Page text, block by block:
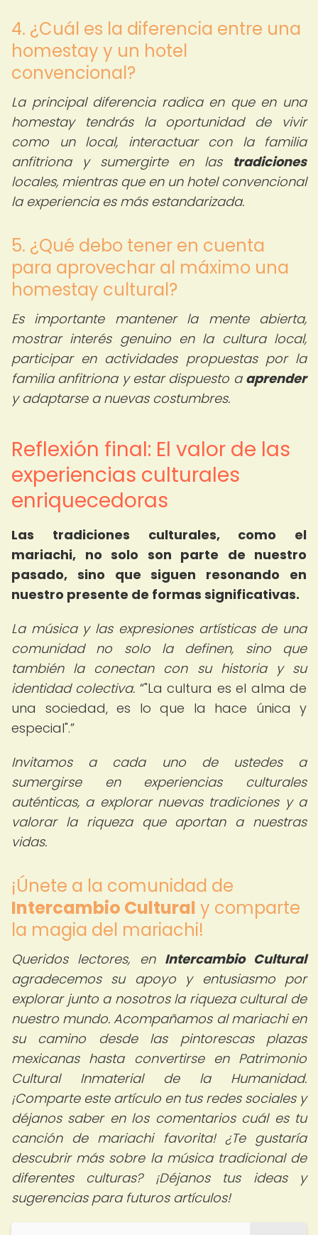
4. ¿Cuál es la diferencia entre una
homestay y un hotel
convencional?
La principal diferencia radica en que en una
homestay tendrás la oportunidad de vivir
como un local, interactuar con la familia
anfitriona y sumergirte en las tradiciones
locales, mientras que en un hotel convencional
la experiencia es más estandarizada.
5. ¿Qué debo tener en cuenta
para aprovechar al máximo una
homestay cultural?
Es importante mantener la mente abierta,
mostrar interés genuino en la cultura local,
participar en actividades propuestas por la
familia anfitriona y estar dispuesto a aprender
y adaptarse a nuevas costumbres.
Reflexión final: El valor de las
experiencias culturales
enriquecedoras
Las tradiciones culturales, como el
mariachi, no solo son parte de nuestro
pasado, sino que siguen resonando en
nuestro presente de formas significativas.
La música y las expresiones artísticas de una
comunidad no solo la definen, sino que
también la conectan con su historia y su
identidad colectiva. "La cultura es el alma de
una sociedad, es lo que la hace única y
especial".
Invitamos a cada uno de ustedes a
sumergirse en experiencias culturales
auténticas, a explorar nuevas tradiciones y a
valorar la riqueza que aportan a nuestras
vidas.
¡Únete a la comunidad de
Intercambio Cultural y comparte
la magia del mariachi!
Queridos lectores, en Intercambio Cultural
agradecemos su apoyo y entusiasmo por
explorar junto a nosotros la riqueza cultural de
nuestro mundo. Acompañamos al mariachi en
su camino desde las pintorescas plazas
mexicanas hasta convertirse en Patrimonio
Cultural Inmaterial de la Humanidad.
¡Comparte este artículo en tus redes sociales y
déjanos saber en los comentarios cuál es tu
canción de mariachi favorita! ¿Te gustaría
descubrir más sobre la música tradicional de
diferentes culturas? ¡Déjanos tus ideas y
sugerencias para futuros artículos!